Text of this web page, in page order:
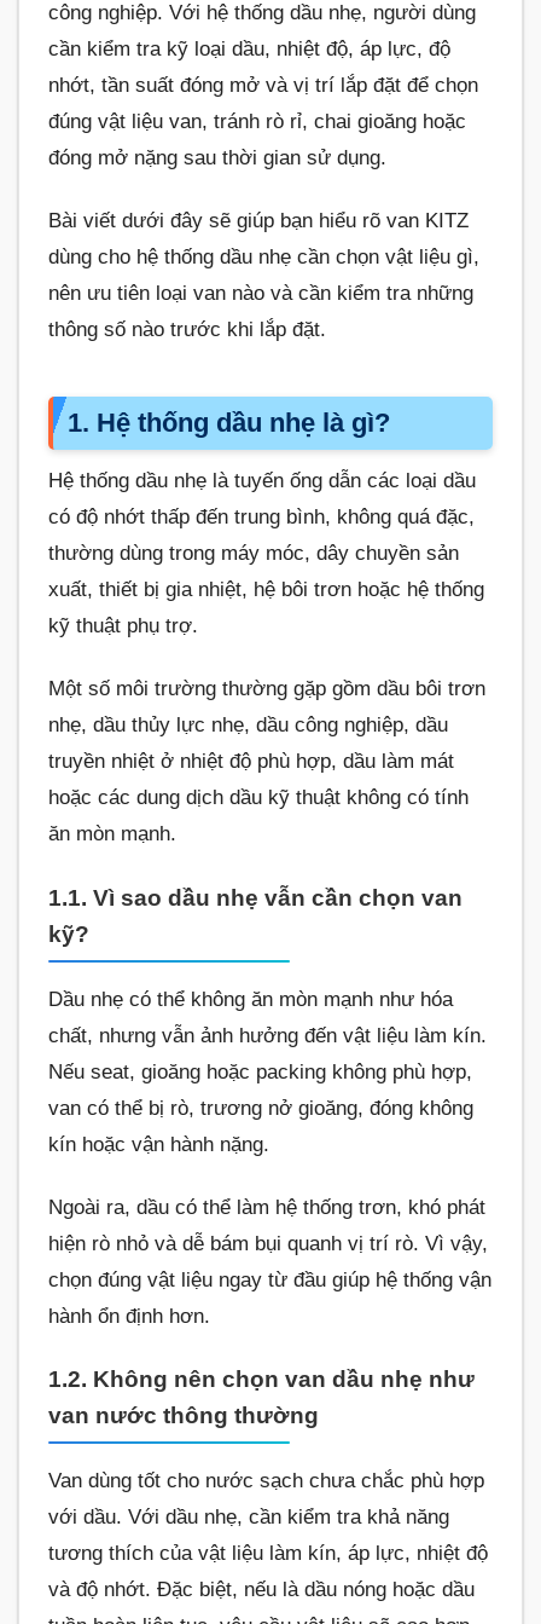
công nghiệp. Với hệ thống dầu nhẹ, người dùng
cần kiểm tra kỹ loại dầu, nhiệt độ, áp lực, độ
nhớt, tần suất đóng mở và vị trí lắp đặt để chọn
đúng vật liệu van, tránh rò rỉ, chai gioăng hoặc
đóng mở nặng sau thời gian sử dụng.
Bài viết dưới đây sẽ giúp bạn hiểu rõ van KITZ
dùng cho hệ thống dầu nhẹ cần chọn vật liệu gì,
nên ưu tiên loại van nào và cần kiểm tra những
thông số nào trước khi lắp đặt.
1. Hệ thống dầu nhẹ là gì?
Hệ thống dầu nhẹ là tuyến ống dẫn các loại dầu
có độ nhớt thấp đến trung bình, không quá đặc,
thường dùng trong máy móc, dây chuyền sản
xuất, thiết bị gia nhiệt, hệ bôi trơn hoặc hệ thống
kỹ thuật phụ trợ.
Một số môi trường thường gặp gồm dầu bôi trơn
nhẹ, dầu thủy lực nhẹ, dầu công nghiệp, dầu
truyền nhiệt ở nhiệt độ phù hợp, dầu làm mát
hoặc các dung dịch dầu kỹ thuật không có tính
ăn mòn mạnh.
1.1. Vì sao dầu nhẹ vẫn cần chọn van
kỹ?
Dầu nhẹ có thể không ăn mòn mạnh như hóa
chất, nhưng vẫn ảnh hưởng đến vật liệu làm kín.
Nếu seat, gioăng hoặc packing không phù hợp,
van có thể bị rò, trương nở gioăng, đóng không
kín hoặc vận hành nặng.
Ngoài ra, dầu có thể làm hệ thống trơn, khó phát
hiện rò nhỏ và dễ bám bụi quanh vị trí rò. Vì vậy,
chọn đúng vật liệu ngay từ đầu giúp hệ thống vận
hành ổn định hơn.
1.2. Không nên chọn van dầu nhẹ như
van nước thông thường
Van dùng tốt cho nước sạch chưa chắc phù hợp
với dầu. Với dầu nhẹ, cần kiểm tra khả năng
tương thích của vật liệu làm kín, áp lực, nhiệt độ
và độ nhớt. Đặc biệt, nếu là dầu nóng hoặc dầu